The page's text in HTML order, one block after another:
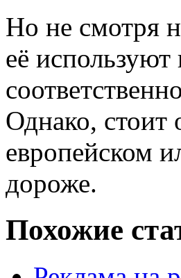
Но не смотря
её
Однако, стоит
европейском
дороже.
Похожие